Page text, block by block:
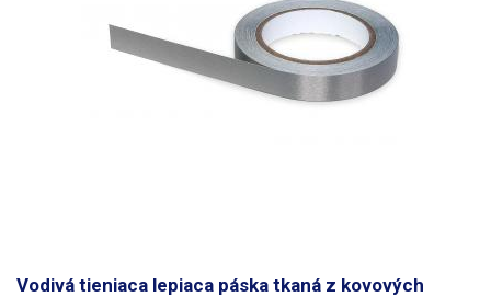
Vodivá tieniaca lepiaca páska tkaná z kovových